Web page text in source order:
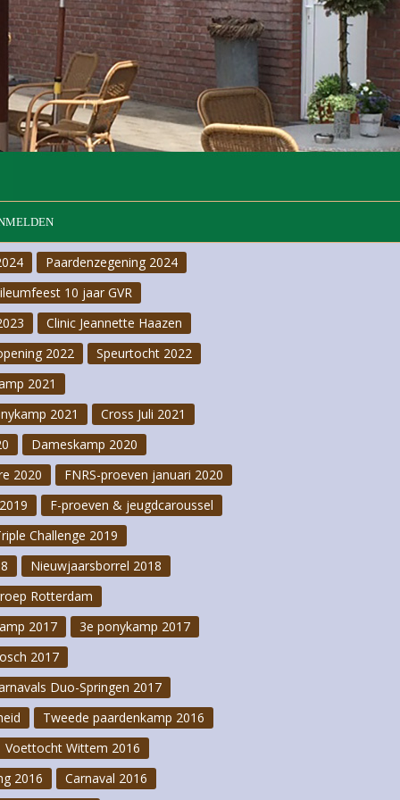
Paardenzegening 2024
10 jaar GVR
Clinic Jeannette Haazen
2022
Speurtocht 2022
2021
2021
Cross Juli 2021
Dameskamp 2020
2020
FNRS-proeven januari 2020
F-proeven & jeugdcaroussel
Challenge 2019
Nieuwjaarsborrel 2018
Rotterdam
2017
3e ponykamp 2017
2017
Duo-Springen 2017
Tweede paardenkamp 2016
Voettocht Wittem 2016
2016
Carnaval 2016